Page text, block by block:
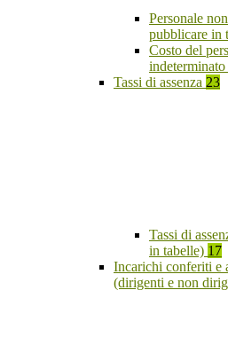
Personale
pubblicare in
Costo del
Tassi di assenza 23
Tassi di
in tabelle) 17
Incarichi conferiti e
(dirigenti e non